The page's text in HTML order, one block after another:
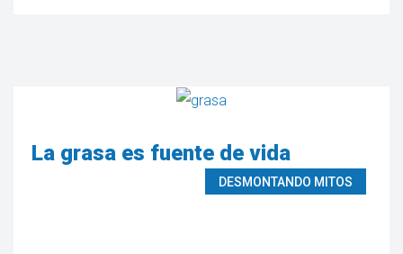
La grasa es fuente de vida
DESMONTANDO MITOS